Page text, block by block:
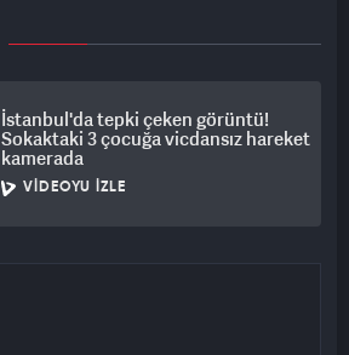
İstanbul'da tepki çeken görüntü!
Sokaktaki 3 çocuğa vicdansız hareket
kamerada
VIDEOYU İZLE